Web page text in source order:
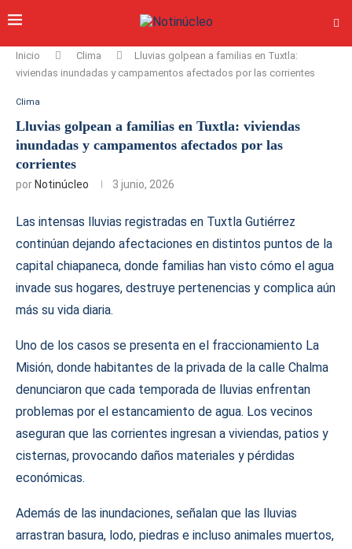
Inicio Clima
Lluvias golpean a familias en Tuxtla:
viviendas inundadas y campamentos afectados por las corrientes
Clima
Lluvias golpean a familias en Tuxtla: viviendas
inundadas y campamentos afectados por las
corrientes
por Notinúcleo 3 junio, 2026
Las intensas lluvias registradas en Tuxtla Gutiérrez
continúan dejando afectaciones en distintos puntos de la
capital chiapaneca, donde familias han visto cómo el agua
invade sus hogares, destruye pertenencias y complica aún
más su vida diaria.
Uno de los casos se presenta en el fraccionamiento La
Misión, donde habitantes de la privada de la calle Chalma
denunciaron que cada temporada de lluvias enfrentan
problemas por el estancamiento de agua. Los vecinos
aseguran que las corrientes ingresan a viviendas, patios y
cisternas, provocando daños materiales y pérdidas
económicas.
Además de las inundaciones, señalan que las lluvias
arrastran basura, lodo, piedras e incluso animales muertos,